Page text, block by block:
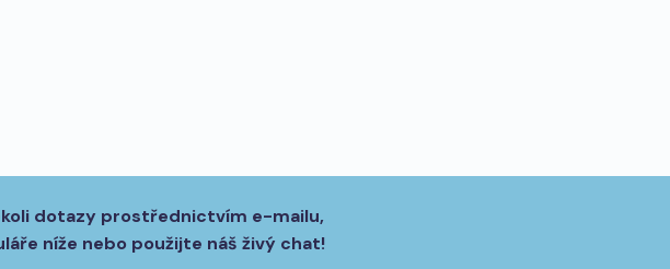
dotazy prostřednictvím e-mailu,
níže nebo použijte náš živý chat!